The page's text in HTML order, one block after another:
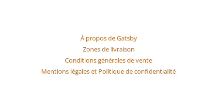
À propos de Gatsby
Zones de livraison
Conditions générales de vente
Mentions légales et Politique de confidentialité